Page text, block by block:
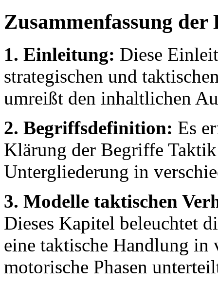
Zusammenfassung der
1. Einleitung: Diese
strategischen und
umreißt den inhaltlichen
2. Begriffsdefinition: Es
Klärung der Begriffe
Untergliederung in
3. Modelle taktischen
Dieses Kapitel beleuchtet
eine taktische Handlung in
motorische Phasen